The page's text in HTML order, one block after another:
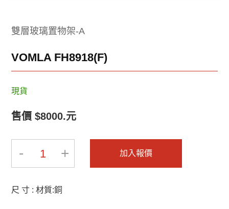
2019-INNOCI-6
雙層玻璃置物架-A
VOMLA FH8918(F)
現貨
售價 $8000.元
- 1 + 加入報價
尺 寸 : 材質:銅